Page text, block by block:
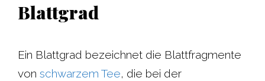
Blattgrad
Ein Blattgrad bezeichnet die Blattfragmente
von schwarzem Tee, die bei der